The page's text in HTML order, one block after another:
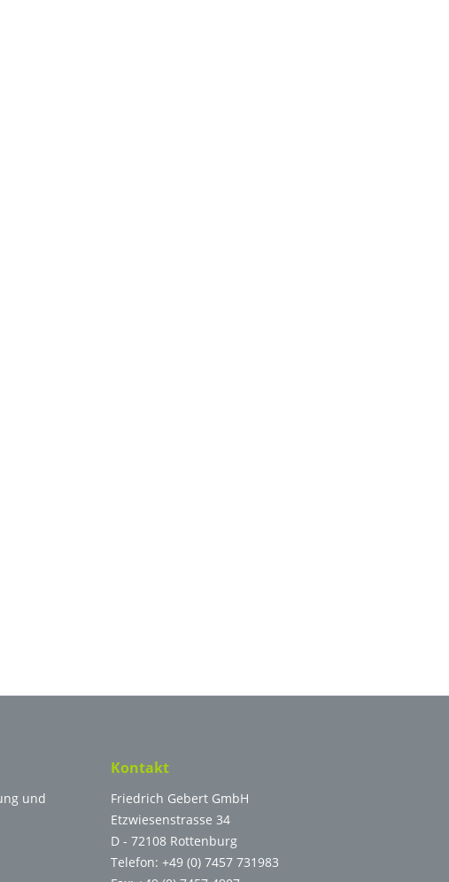
und
Kontakt
Friedrich Gebert GmbH
Etzwiesenstrasse 34
D - 72108 Rottenburg
Telefon: +49 (0) 7457 731983